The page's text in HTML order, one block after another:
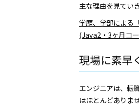
主な理由を見てい
学歴、学部による
(Java2・3ヶ月コ
現場に素早
エンジニアは、転
はほとんどありま